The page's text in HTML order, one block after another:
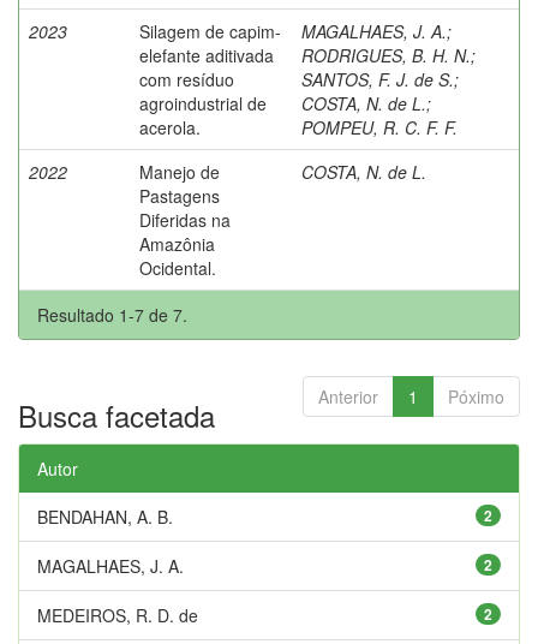
2023
Silagem de capim-
elefante aditivada
com resíduo
agroindustrial de
acerola.
MAGALHAES, J. A.;
RODRIGUES, B. H. N.;
SANTOS, F. J. de S.;
COSTA, N. de L.;
POMPEU, R. C. F. F.
2022
Manejo de
Pastagens
Diferidas na
Amazônia
Ocidental.
COSTA, N. de L.
Resultado 1-7 de 7.
Anterior 1 Póximo
Busca facetada
Autor
2
BENDAHAN, A. B.
2
MAGALHAES, J. A.
2
MEDEIROS, R. D. de